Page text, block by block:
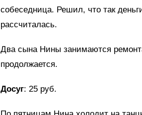
собеседница. Решил, что так
рассчиталась.
Два сына Нины занимаются
продолжается.
Досуг: 25 руб.